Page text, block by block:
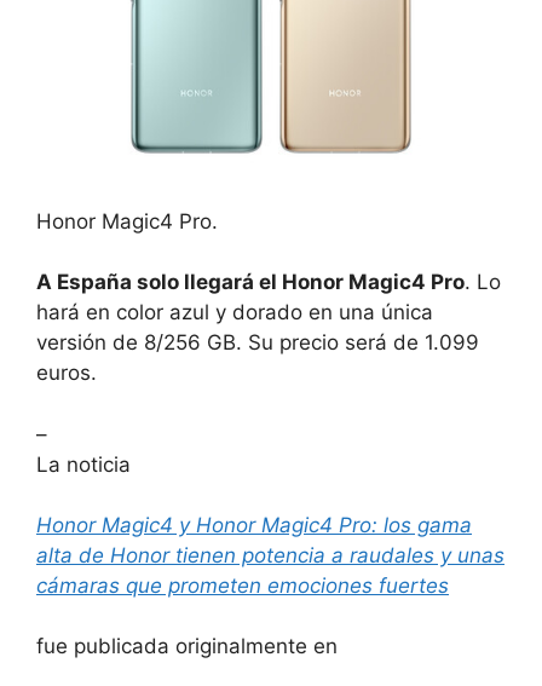
Honor Magic4 Pro.
A España solo llegará el Honor Magic4 Pro. Lo
hará en color azul y dorado en una única
versión de 8/256 GB. Su precio será de 1.099
euros.
–
La noticia
Honor Magic4 y Honor Magic4 Pro: los gama
alta de Honor tienen potencia a raudales y unas
cámaras que prometen emociones fuertes
fue publicada originalmente en